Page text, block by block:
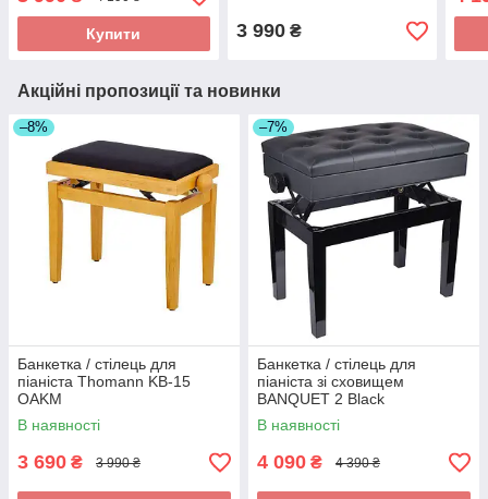
Купити 3 990₴
Акційні пропозиції та новинки
–8%
Банкетка / стілець для
піаніста Thomann KB-15
OAKM
В наявності
3 690 ₴ 3 990 ₴
–7%
Банкетка / стілець для
піаніста зі сховищем
BANQUET 2 Black
В наявності
4 090 ₴ 4 390 ₴